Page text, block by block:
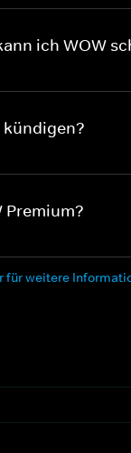
ich WOW
kündigen?
Premium?
für weitere